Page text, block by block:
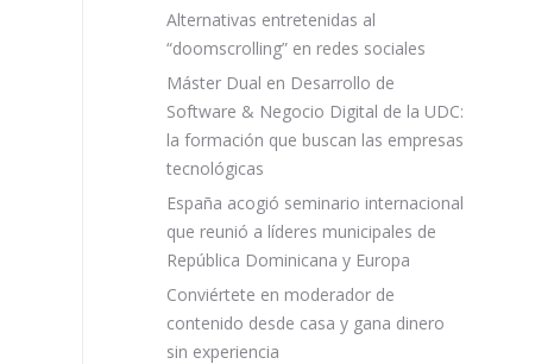
Alternativas entretenidas al
“doomscrolling” en redes sociales
Máster Dual en Desarrollo de
Software & Negocio Digital de la UDC:
la formación que buscan las empresas
tecnológicas
España acogió seminario internacional
que reunió a líderes municipales de
República Dominicana y Europa
Conviértete en moderador de
contenido desde casa y gana dinero
sin experiencia